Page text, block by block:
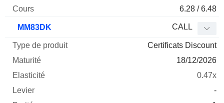
6.28 / 6.48
MM83DK CALL
Certificats Discount
18/12/2026
0.47x
-